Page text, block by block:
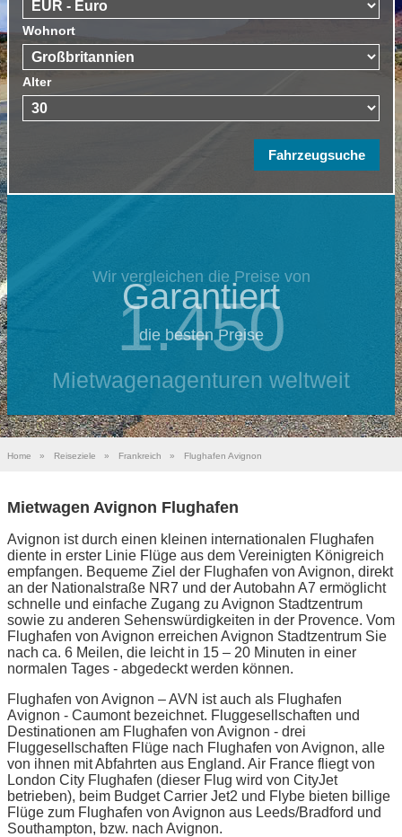
Wohnort
Alter
Wir vergleichen die Preise von
1.450
Mietwagenagenturen weltweit
Garantiert
die besten Preise
Home » Reiseziele » Frankreich » Flughafen Avignon
Mietwagen Avignon Flughafen
Avignon ist durch einen kleinen internationalen Flughafen
diente in erster Linie Flüge aus dem Vereinigten Königreich
empfangen. Bequeme Ziel der Flughafen von Avignon, direkt
an der Nationalstraße NR7 und der Autobahn A7 ermöglicht
schnelle und einfache Zugang zu Avignon Stadtzentrum
sowie zu anderen Sehenswürdigkeiten in der Provence. Vom
Flughafen von Avignon erreichen Avignon Stadtzentrum Sie
nach ca. 6 Meilen, die leicht in 15 – 20 Minuten in einer
normalen Tages - abgedeckt werden können.
Flughafen von Avignon – AVN ist auch als Flughafen
Avignon - Caumont bezeichnet. Fluggesellschaften und
Destinationen am Flughafen von Avignon - drei
Fluggesellschaften Flüge nach Flughafen von Avignon, alle
von ihnen mit Abfahrten aus England. Air France fliegt von
London City Flughafen (dieser Flug wird von CityJet
betrieben), beim Budget Carrier Jet2 und Flybe bieten billige
Flüge zum Flughafen von Avignon aus Leeds/Bradford und
Southampton, bzw. nach Avignon.